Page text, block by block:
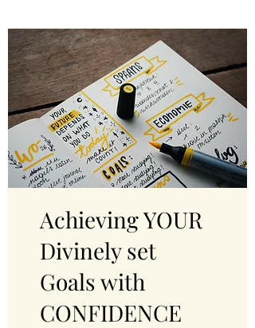
Achieving YOUR
Divinely set
Goals with
CONFIDENCE